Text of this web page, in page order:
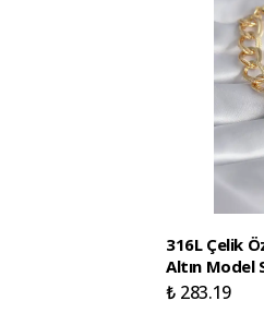
316L Çelik
Altın Model
₺ 283.19